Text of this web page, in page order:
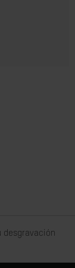
desgravación